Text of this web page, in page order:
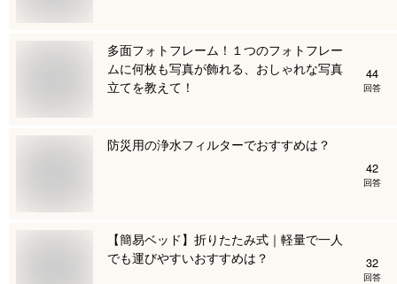
多面フォトフレーム！１つのフォトフレー
ムに何枚も写真が飾れる、おしゃれな写真
立てを教えて！
44
回答
防災用の浄水フィルターでおすすめは？
42
回答
【簡易ベッド】折りたたみ式｜軽量で一人
でも運びやすいおすすめは？
32
回答